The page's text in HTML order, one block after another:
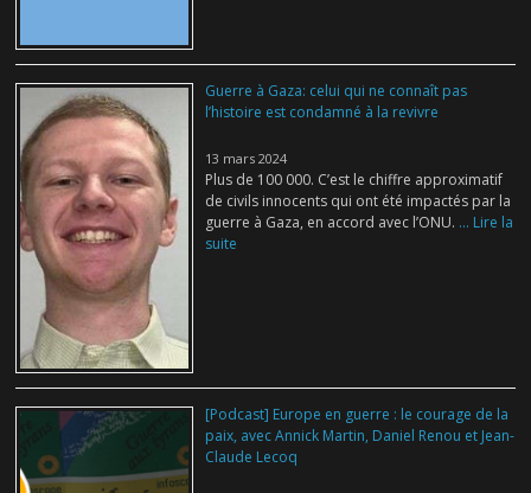
Guerre à Gaza: celui qui ne connaît pas
l’histoire est condamné à la revivre
13 mars 2024
Plus de 100 000. C’est le chiffre approximatif
de civils innocents qui ont été impactés par la
guerre à Gaza, en accord avec l’ONU. ... Lire la
suite
[Podcast] Europe en guerre : le courage de la
paix, avec Annick Martin, Daniel Renou et Jean-
Claude Lecoq